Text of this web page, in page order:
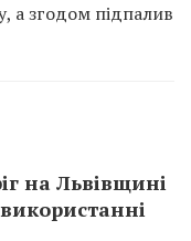
а згодом підпалив
на Львівщині